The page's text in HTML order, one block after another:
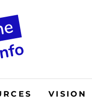
VISION